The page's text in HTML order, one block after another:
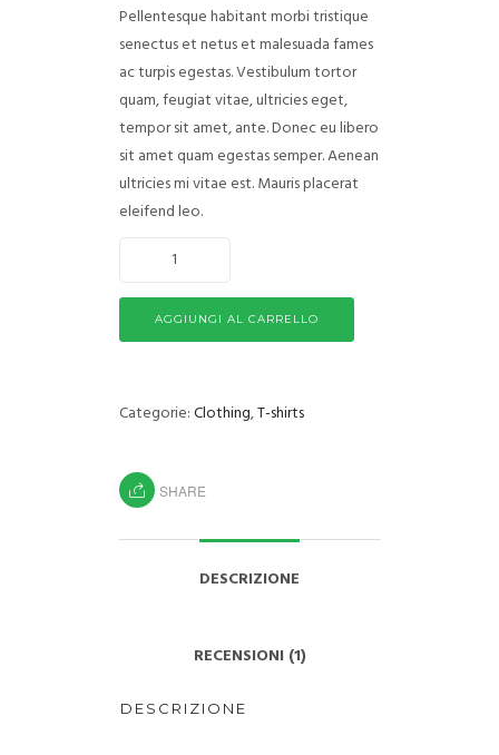
Pellentesque habitant morbi tristique
senectus et netus et malesuada fames
ac turpis egestas. Vestibulum tortor
quam, feugiat vitae, ultricies eget,
tempor sit amet, ante. Donec eu libero
sit amet quam egestas semper. Aenean
ultricies mi vitae est. Mauris placerat
eleifend leo.
AGGIUNGI AL CARRELLO
Categorie:Clothing,T-shirts
SHARE
DESCRIZIONE
RECENSIONI (1)
DESCRIZIONE